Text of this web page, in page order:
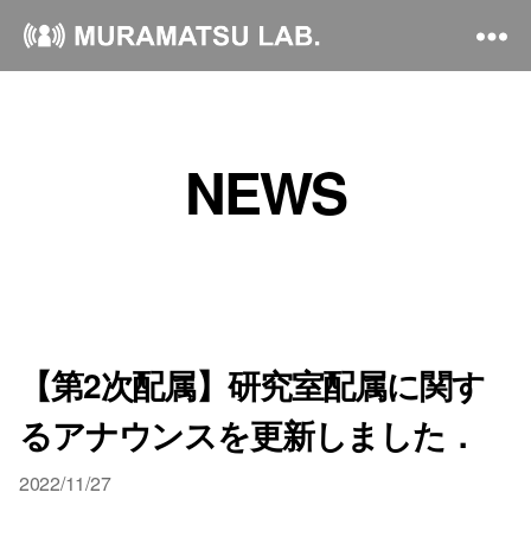
NEWS
【第2次配属】研究室配属に関す
るアナウンスを更新しました．
2022/11/27